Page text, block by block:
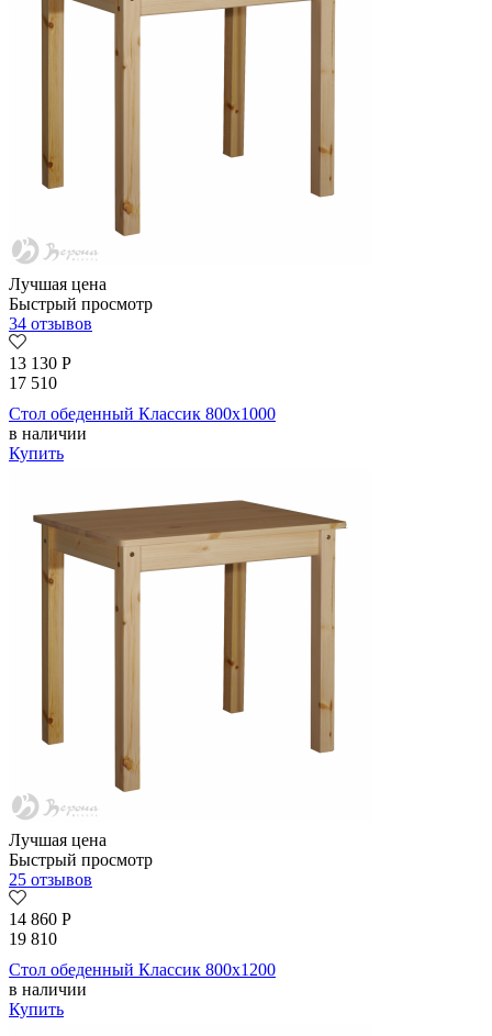
Лучшая цена
Быстрый просмотр
34 отзывов
13 130 Р
17 510
Стол обеденный Классик 800х1000
в наличии
Купить
Лучшая цена
Быстрый просмотр
25 отзывов
14 860 Р
19 810
Стол обеденный Классик 800х1200
в наличии
Купить